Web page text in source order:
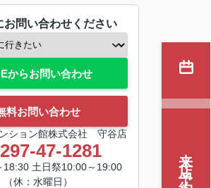
お問い合わせください
からお問い合わせ
料お問い合わせ
ション館株式会社 守谷店
47-1281
18:30 土日祭10:00～19:00
（休：水曜日）
来店予約